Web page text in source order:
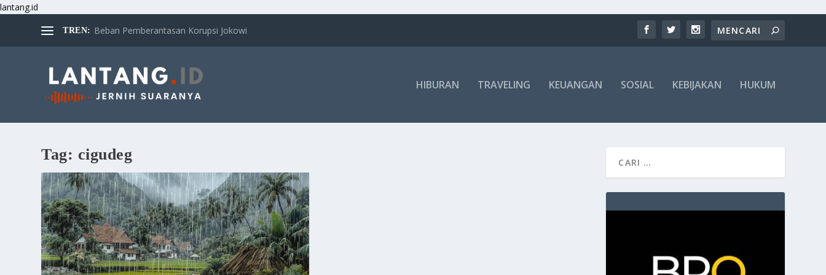
lantang.id
TREN: Beban Pemberantasan Korupsi Jokowi
HIBURAN TRAVELING KEUANGAN SOSIAL KEBIJAKAN HUKUM
Tag: cigudeg